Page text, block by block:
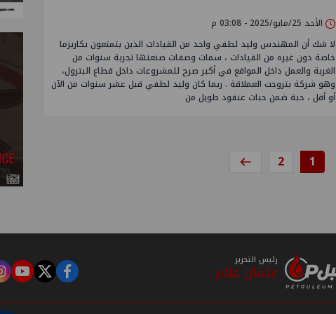
الأحد 25/مايو/2025 - 03:08 م
لا شك أن المهندس وليد لطفي واحد من القيادات الذين يتمتعون بكاريزما
خاصة دون غيره من القيادات ، سمات وصفات صنعتها تجربة سنوات من
الغربة والعمل داخل المواقع في أكبر صرح للمشروعات داخل قطاع البترول،
وهو شركة بتروجت العملاقة . ربما كان وليد لطفي قبل عشر سنوات من الآن
أو أقل ، حبة ضمن حبات عنقود طويل من
1
2
رئيس التحرير
عثمان علام facebook
twitter